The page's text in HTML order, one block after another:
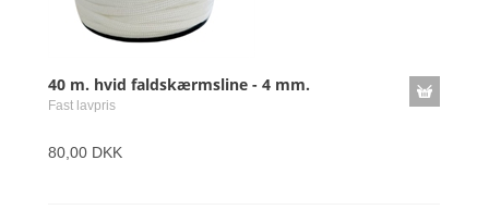
40 m. hvid faldskærmsline - 4 mm.
Fast lavpris
80,00 DKK